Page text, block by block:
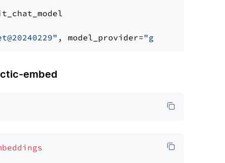
, model_provider="google_vertexai"
embed